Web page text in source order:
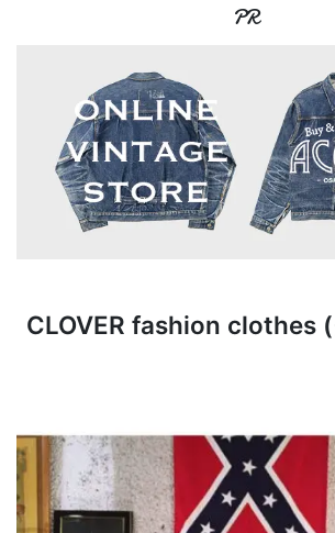
PR
CLOVER fashion clothes